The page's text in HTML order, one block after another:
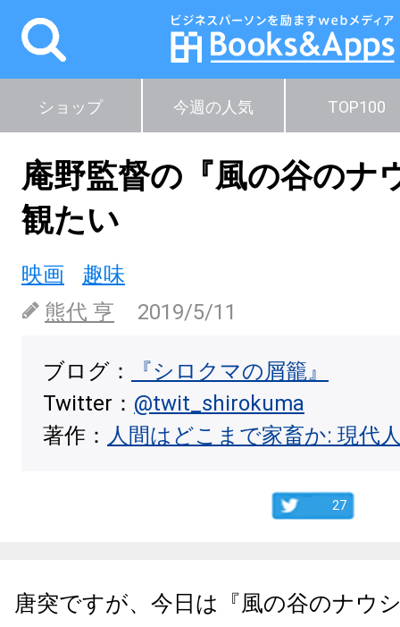
ショップ 今週の人気 TOP100
庵野監督の『風の谷のナ
観たい
映画
趣味
熊代 亨
2019/5/11
ブログ：
『シロクマの屑籠』
Twitter： @twit_shirokuma
著作： 人間はどこまで家畜か: 現代
27
唐突ですが、今日は『風の谷のナウ